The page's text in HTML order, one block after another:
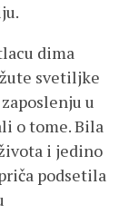
dima
svetiljke
u
o tome. Bila
i jedino
podsetila